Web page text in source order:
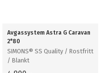
Avgassystem Astra G Caravan
2*80
SIMONS® SS Quality / Rostfritt
/ Blankt